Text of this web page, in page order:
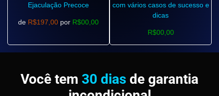
Ejaculação Precoce
de R$197,00 por R$00,00
com vários casos de sucesso e
dicas
R$00,00
Você tem 30 dias de garantia